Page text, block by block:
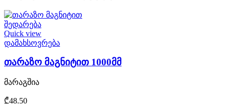
შედარება
Quick view
დამახსოვრება
თარაზო მაგნიტით 1000მმ
მარაგშია
₾48.50